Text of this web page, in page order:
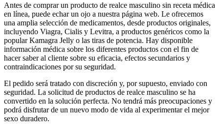
Antes de comprar un producto de realce masculino sin receta médica
en línea, puede echar un ojo a nuestra página web. Le ofrecemos
una amplia selección de medicamentos, desde productos originales,
incluyendo Viagra, Cialis y Levitra, a productos genéricos como la
popular Kamagra Jelly o las tiras de potencia. Hay disponible
información médica sobre los diferentes productos con el fin de
hacer saber al cliente sobre su eficacia, efectos secundarios y
contraindicaciones por su seguridad.
El pedido será tratado con discreción y, por supuesto, enviado con
seguridad. La solicitud de productos de realce masculino se ha
convertido en la solución perfecta. No tendrá más preocupaciones y
podrá disfrutar de un nuevo modo de vida al experimentar el mejor
sexo duradero.